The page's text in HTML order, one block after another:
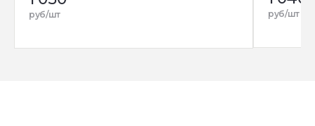
руб/шт руб/шт